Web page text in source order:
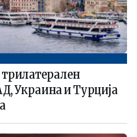
Украина и Турција